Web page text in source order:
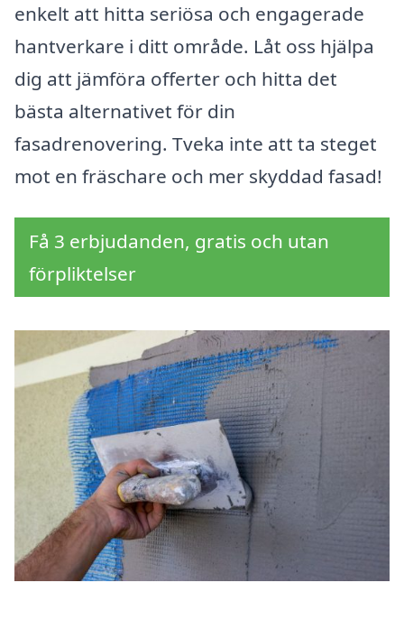
enkelt att hitta seriösa och engagerade
hantverkare i ditt område. Låt oss hjälpa
dig att jämföra offerter och hitta det
bästa alternativet för din
fasadrenovering. Tveka inte att ta steget
mot en fräschare och mer skyddad fasad!
Få 3 erbjudanden, gratis och utan
förpliktelser